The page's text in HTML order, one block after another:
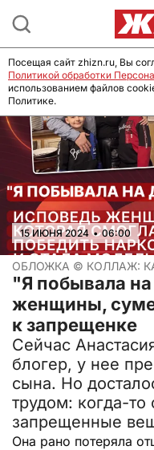
15 ИЮНЯ 2024 • 06:00
ОБЛОЖКА © КОЛЛАЖ:
"Я побывала
женщины,
к запрещенке
Сейчас
блогер, у нее
сына. Но
трудом: когда-то
запрещенные
Она рано потеряла
Посещая сайт zhizn.ru, Вы
Политикой обработки
использованием файлов
Политике.